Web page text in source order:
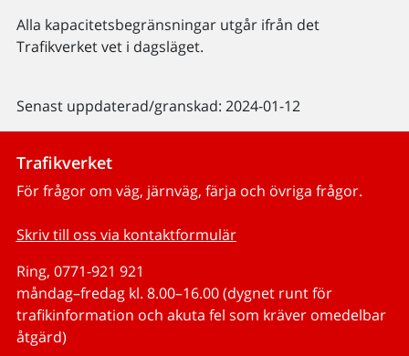
Alla kapacitetsbegränsningar utgår ifrån det
Trafikverket vet i dagsläget.
Senast uppdaterad/granskad: 2024-01-12
Trafikverket
För frågor om väg, järnväg, färja och övriga frågor.
Skriv till oss via kontaktformulär
Ring, 0771-921 921
måndag–fredag kl. 8.00–16.00 (dygnet runt för
trafikinformation och akuta fel som kräver omedelbar
åtgärd)